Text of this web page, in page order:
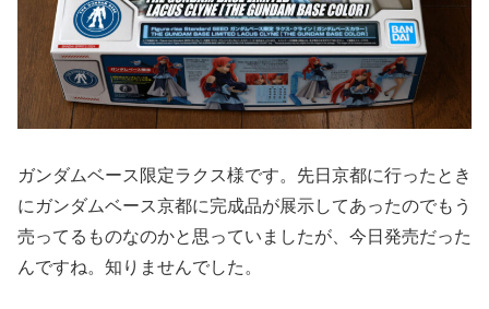
ガンダムベース限定ラクス様です。先日京都に行ったとき
にガンダムベース京都に完成品が展示してあったのでもう
売ってるものなのかと思っていましたが、今日発売だった
んですね。知りませんでした。